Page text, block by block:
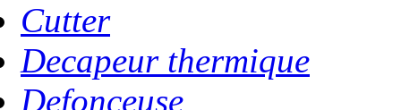
Cutter
Decapeur thermique
Defonceuse